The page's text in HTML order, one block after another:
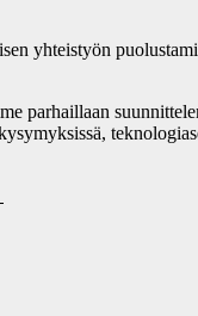
yhteistyön
parhaillaan